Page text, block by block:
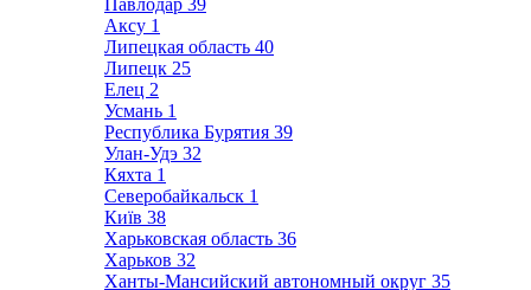
Павлодар 39
Аксу 1
Липецкая область 40
Липецк 25
Елец 2
Усмань 1
Республика Бурятия 39
Улан-Удэ 32
Кяхта 1
Северобайкальск 1
Київ 38
Харьковская область 36
Харьков 32
Ханты-Мансийский автономный округ 35